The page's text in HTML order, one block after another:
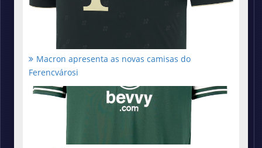
Macron apresenta as novas camisas do
Ferencvárosi